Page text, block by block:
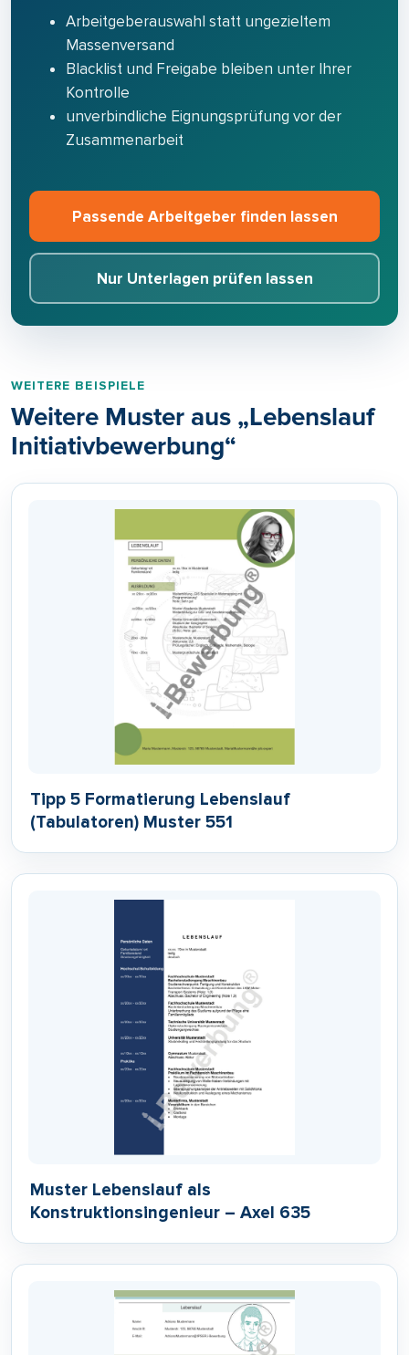
Arbeitgeberauswahl statt ungezieltem
Massenversand
Blacklist und Freigabe bleiben unter Ihrer
Kontrolle
unverbindliche Eignungsprüfung vor der
Zusammenarbeit
Passende Arbeitgeber finden lassen
Nur Unterlagen prüfen lassen
WEITERE BEISPIELE
Weitere Muster aus „Lebenslаuf
Initiativbewerbung“
Tipp 5 Formatierung Lebenslauf
(Tabulatoren) Muster 551
Muster Lebenslauf als
Konstruktionsingenieur – Axel 635